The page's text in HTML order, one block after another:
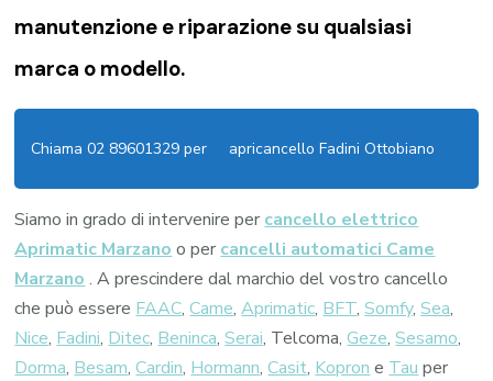
manutenzione e riparazione su qualsiasi
marca o modello.
Chiama 02 89601329 per apricancello Fadini Ottobiano
Siamo in grado di intervenire per cancello elettrico
Aprimatic Marzano o per cancelli automatici Came
Marzano . A prescindere dal marchio del vostro cancello
che può essere FAAC,Came,Aprimatic, BFT,Somfy,Sea,
Nice, Fadini, Ditec, Beninca,Serai, Telcoma,Geze,Sesamo,
Dorma, Besam,Cardin, Hormann,Casit, Kopron e Tau per